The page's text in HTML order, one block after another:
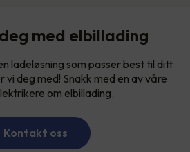
med elbillading
ladeløsning som passer best til ditt
deg med! Snakk med en av våre
om elbillading.
Kontakt oss